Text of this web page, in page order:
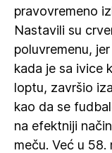
pravovremeno
Nastavili su
poluvremenu,
kada je sa ivice
loptu, završio
kao da se
na efektniji
meču. Već u